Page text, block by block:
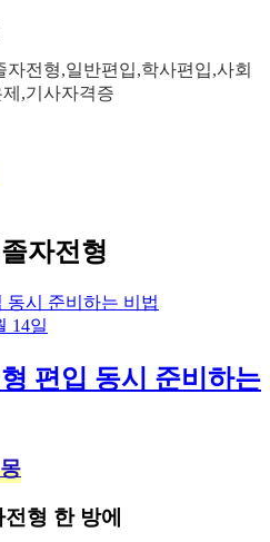
전형,일반편입,학사편입,사회
,기사자격증
자전형
14일
편입 동시 준비하는
형 한 방에